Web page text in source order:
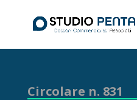
Circolare n. 831